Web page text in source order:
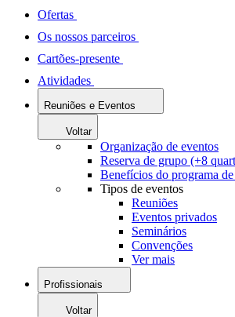
Ofertas
Os nossos parceiros
Cartões-presente
Atividades
Reuniões e Eventos
Voltar
Organização de eventos
Reserva de grupo (+8
Benefícios do programa
Tipos de eventos
Reuniões
Eventos privados
Seminários
Convenções
Ver mais
Profissionais
Voltar